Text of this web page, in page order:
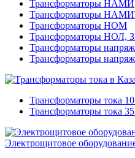
Трансформаторы НАМИ
Трансформаторы
Трансформаторы НОМ
Трансформаторы НОЛ,
Трансформаторы
Трансформаторы
Трансформаторы тока
Трансформаторы тока
Электрощитовое